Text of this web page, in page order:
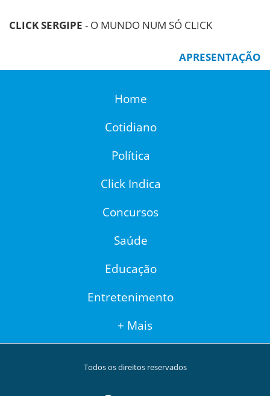
CLICK SERGIPE - O MUNDO NUM SÓ CLICK
APRESENTAÇÃO
Home
Cotidiano
Política
Click Indica
Concursos
Saúde
Educação
Entretenimento
+ Mais
Todos os direitos reservados